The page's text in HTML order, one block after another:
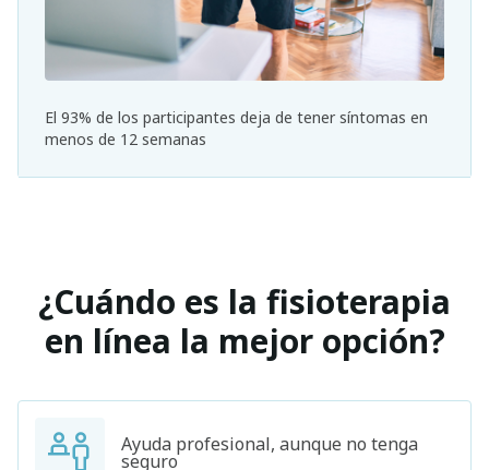
El 93% de los participantes deja de tener síntomas en
menos de 12 semanas
¿Cuándo es la fisioterapia
en línea la mejor opción?
Ayuda profesional, aunque no tenga
seguro